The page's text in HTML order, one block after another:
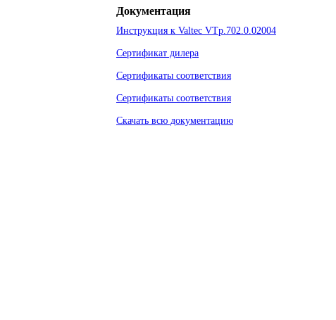
Документация
Инструкция к Valtec VTp.702.0.02004
Сертификат дилера
Сертификаты соответствия
Сертификаты соответствия
Скачать всю документацию